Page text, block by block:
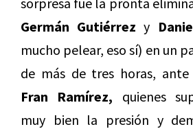
Germán Gutiérrez y
mucho pelear, eso sí) en un
de más de tres horas, ante
Fran Ramírez, quienes
muy bien la presión y